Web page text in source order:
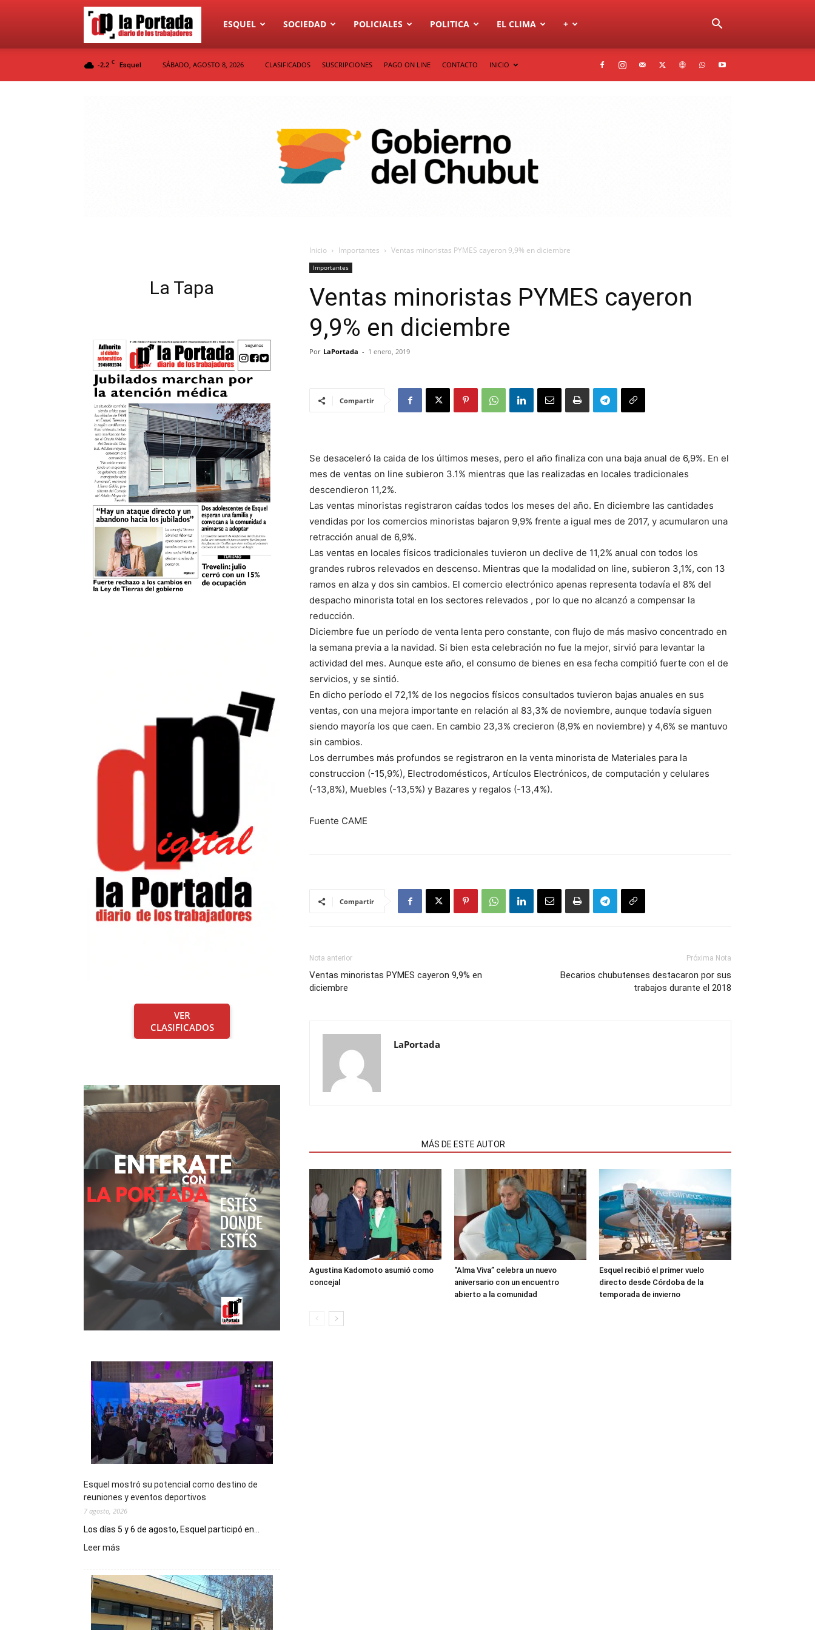
Diario
ESQUEL SOCIEDAD POLICIALES POLITICA EL CLIMA +
-2.2 C Esquel SÁBADO, AGOSTO 8, 2026 CLASIFICADOS SUSCRIPCIONES PAGO ON LINE CONTACTO INICIO
Inicio Importantes Ventas minoristas PYMES cayeron 9,9% en diciembre
Importantes
Ventas minoristas PYMES cayeron
9,9% en diciembre
Por LaPortada - 1 enero, 2019
Compartir
Se desaceleró la caida de los últimos meses, pero el año finaliza con una baja anual de 6,9%. En el
mes de ventas on line subieron 3.1% mientras que las realizadas en locales tradicionales
descendieron 11,2%.
Las ventas minoristas registraron caídas todos los meses del año. En diciembre las cantidades
vendidas por los comercios minoristas bajaron 9,9% frente a igual mes de 2017, y acumularon una
retracción anual de 6,9%.
Las ventas en locales físicos tradicionales tuvieron un declive de 11,2% anual con todos los
grandes rubros relevados en descenso. Mientras que la modalidad on line, subieron 3,1%, con 13
ramos en alza y dos sin cambios. El comercio electrónico apenas representa todavía el 8% del
despacho minorista total en los sectores relevados , por lo que no alcanzó a compensar la
reducción.
Diciembre fue un período de venta lenta pero constante, con flujo de más masivo concentrado en
la semana previa a la navidad. Si bien esta celebración no fue la mejor, sirvió para levantar la
actividad del mes. Aunque este año, el consumo de bienes en esa fecha compitió fuerte con el de
servicios, y se sintió.
En dicho período el 72,1% de los negocios físicos consultados tuvieron bajas anuales en sus
ventas, con una mejora importante en relación al 83,3% de noviembre, aunque todavía siguen
siendo mayoría los que caen. En cambio 23,3% crecieron (8,9% en noviembre) y 4,6% se mantuvo
sin cambios.
Los derrumbes más profundos se registraron en la venta minorista de Materiales para la
construccion (-15,9%), Electrodomésticos, Artículos Electrónicos, de computación y celulares
(-13,8%), Muebles (-13,5%) y Bazares y regalos (-13,4%).
Fuente CAME
Compartir
Nota anterior
Ventas minoristas PYMES cayeron 9,9% en
diciembre
Próxima Nota
Becarios chubutenses destacaron por sus
trabajos durante el 2018
LaPortada
MÁS DE ESTE AUTOR
Agustina Kadomoto asumió como
concejal
“Alma Viva” celebra un nuevo
aniversario con un encuentro
abierto a la comunidad
Esquel recibió el primer vuelo
directo desde Córdoba de la
temporada de invierno
La Tapa
VER
CLASIFICADOS
Esquel mostró su potencial como destino de
reuniones y eventos deportivos
7 agosto, 2026
Los días 5 y 6 de agosto, Esquel participó en...
Leer más
su
potencial
como
destino